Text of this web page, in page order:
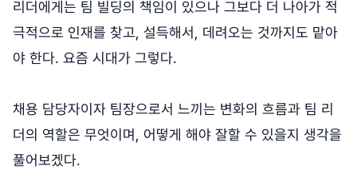
리더에게는 팀 빌딩의 책임이 있으나 그보다 더 나아가 적
극적으로 인재를 찾고, 설득해서, 데려오는 것까지도 맡아
야 한다. 요즘 시대가 그렇다.
채용 담당자이자 팀장으로서 느끼는 변화의 흐름과 팀 리
더의 역할은 무엇이며, 어떻게 해야 잘할 수 있을지 생각을
풀어보겠다.